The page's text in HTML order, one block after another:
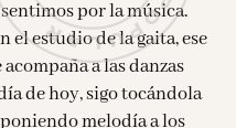
por la música.
el estudio de la gaita, ese
a las danzas
de hoy, sigo tocándola
melodía a los